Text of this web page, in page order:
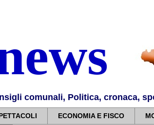
comunali, Politica, cronaca,
ECONOMIA E FISCO